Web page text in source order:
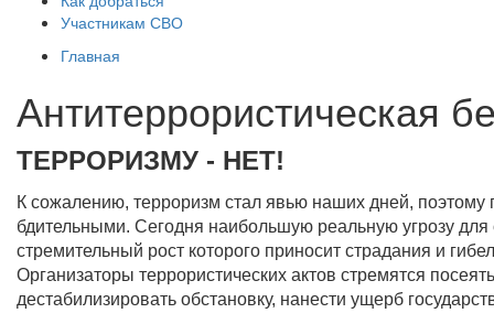
Участникам СВО
Главная
Антитеррористическая
ТЕРРОРИЗМУ - НЕТ!
К сожалению, терроризм стал явью наших дней, поэтому
бдительными. Сегодня наибольшую реальную угрозу
стремительный рост которого приносит страдания и
Организаторы террористических актов стремятся
дестабилизировать обстановку, нанести ущерб